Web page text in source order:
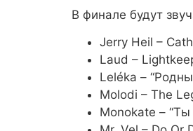
В финале будут
Jerry Heil –
Laud –
Leléka –
Molodi – The
Monokate – “Ты